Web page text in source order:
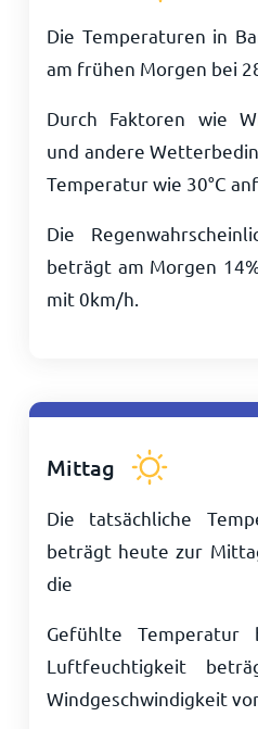
Die Temperaturen in
am frühen Morgen bei
Durch Faktoren wie
und andere
Temperatur wie 30°C
Die
beträgt am Morgen
mit0km/h
Mittag
Die tatsächliche
beträgt heute zur
die
Gefühlte Temperatur
Luftfeuchtigkeit
Windgeschwindigkeit